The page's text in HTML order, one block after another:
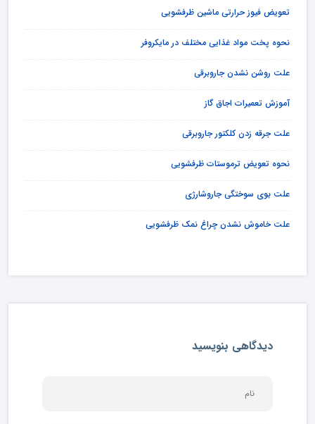
تعویض فیوز حرارتی ماشین ظرفشویی
نحوه پخت مواد غذایی مختلف در مایکروفر
علت روشن نشدن جاروبرقی
آموزش تعمیرات اجاق گاز
علت جرقه زدن کلکتور جاروبرقی
نحوه تعویض ترموستات ظرفشویی
علت بوی سوختگی جاروشارژی
علت خاموش نشدن چراغ نمک ظرفشویی
دیدگاهی بنویسید